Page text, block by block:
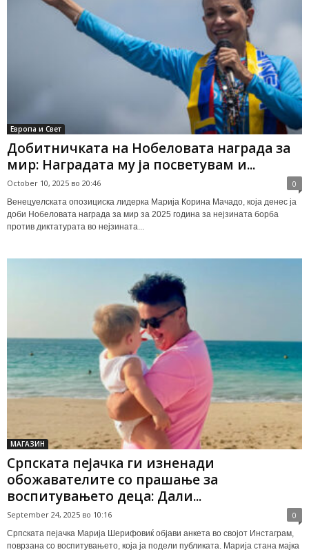
Европа и Свет
Добитничката на Нобеловата награда за
мир: Наградата му ја посветувам и...
October 10, 2025 во 20:46 0
Венецуелската опозициска лидерка Марија Корина Мачадо, која денес ја
доби Нобеловата награда за мир за 2025 година за нејзината борба
против диктатурата во нејзината...
МАГАЗИН
Српската пејачка ги изненади
обожавателите со прашање за
воспитувањето деца: Дали...
September 24, 2025 во 10:16 0
Српската пејачка Марија Шерифовиќ објави анкета во својот Инстаграм,
поврзана со воспитувањето, која ја подели публиката. Марија стана мајка